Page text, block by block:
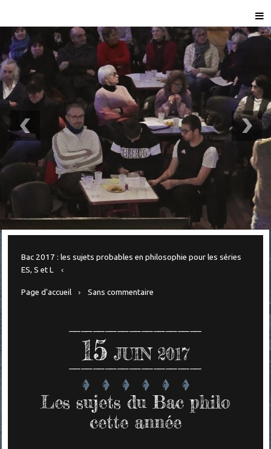
Bac 2017 : les sujets probables en philosophie pour les séries
ES, S et L
Page d'accueil Sans commentaire
15 JUIN 2017
Les sujets du Bac philo
cette année